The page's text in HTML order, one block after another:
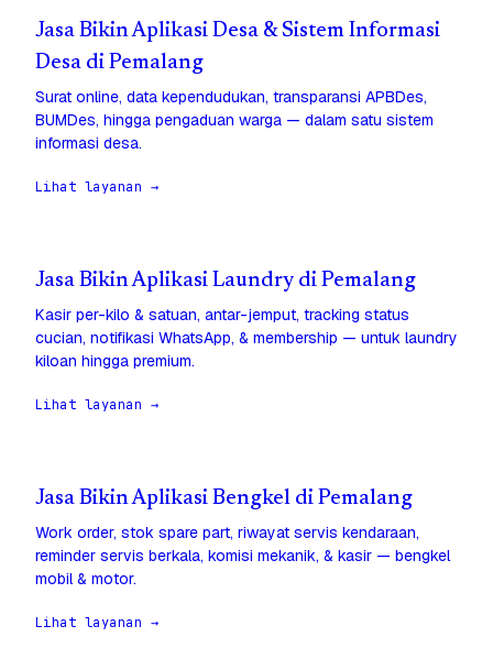
Jasa Bikin Aplikasi Desa & Sistem Informasi
Desa di Pemalang
Surat online, data kependudukan, transparansi APBDes,
BUMDes, hingga pengaduan warga — dalam satu sistem
informasi desa.
Lihat layanan →
Jasa Bikin Aplikasi Laundry di Pemalang
Kasir per-kilo & satuan, antar-jemput, tracking status
cucian, notifikasi WhatsApp, & membership — untuk laundry
kiloan hingga premium.
Lihat layanan →
Jasa Bikin Aplikasi Bengkel di Pemalang
Work order, stok spare part, riwayat servis kendaraan,
reminder servis berkala, komisi mekanik, & kasir — bengkel
mobil & motor.
Lihat layanan →